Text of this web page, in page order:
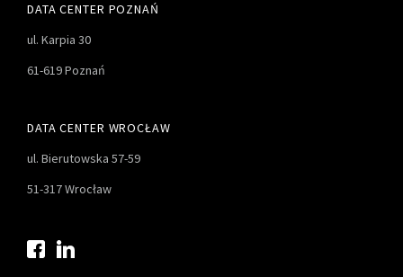
DATA CENTER POZNAŃ
ul. Karpia 30
61-619 Poznań
DATA CENTER WROCŁAW
ul. Bierutowska 57-59
51-317 Wrocław